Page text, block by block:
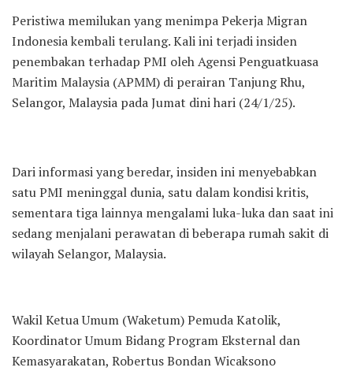
Peristiwa memilukan yang menimpa Pekerja Migran
Indonesia kembali terulang. Kali ini terjadi insiden
penembakan terhadap PMI oleh Agensi Penguatkuasa
Maritim Malaysia (APMM) di perairan Tanjung Rhu,
Selangor, Malaysia pada Jumat dini hari (24/1/25).
Dari informasi yang beredar, insiden ini menyebabkan
satu PMI meninggal dunia, satu dalam kondisi kritis,
sementara tiga lainnya mengalami luka-luka dan saat ini
sedang menjalani perawatan di beberapa rumah sakit di
wilayah Selangor, Malaysia.
Wakil Ketua Umum (Waketum) Pemuda Katolik,
Koordinator Umum Bidang Program Eksternal dan
Kemasyarakatan, Robertus Bondan Wicaksono